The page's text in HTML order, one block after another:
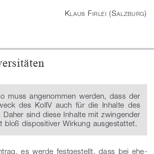
Klaus firlei ( salzburG)
muss  angenommen  werden,  dass  der
des  KollV  auch  für  die  Inhalte  des
Daher sind diese Inhalte mit zwingender
bloß dispositiver Wirkung ausgestattet.
es  werde  festgestellt,  dass  bei  ehe-